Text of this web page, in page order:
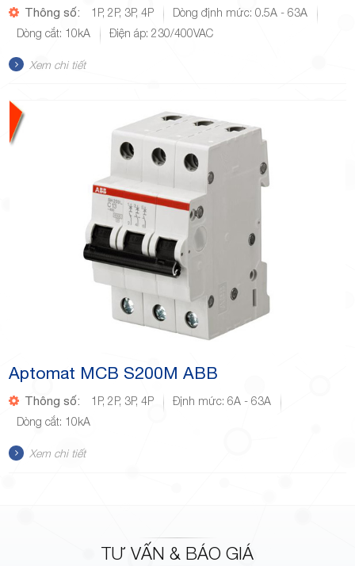
Thông số: 1P, 2P, 3P, 4P
Dòng định mức: 0.5A - 63A
Dòng cắt: 10kA
Điện áp: 230/400VAC
Xem chi tiết
Aptomat MCB S200M ABB
Thông số: 1P, 2P, 3P, 4P
Định mức: 6A - 63A
Dòng cắt: 10kA
Xem chi tiết
TƯ VẤN & BÁO GIÁ